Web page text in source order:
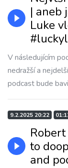
| aneb
Luke
V následujícím
nedražší a
podcast bude
9.2.2025 20:22
to
and